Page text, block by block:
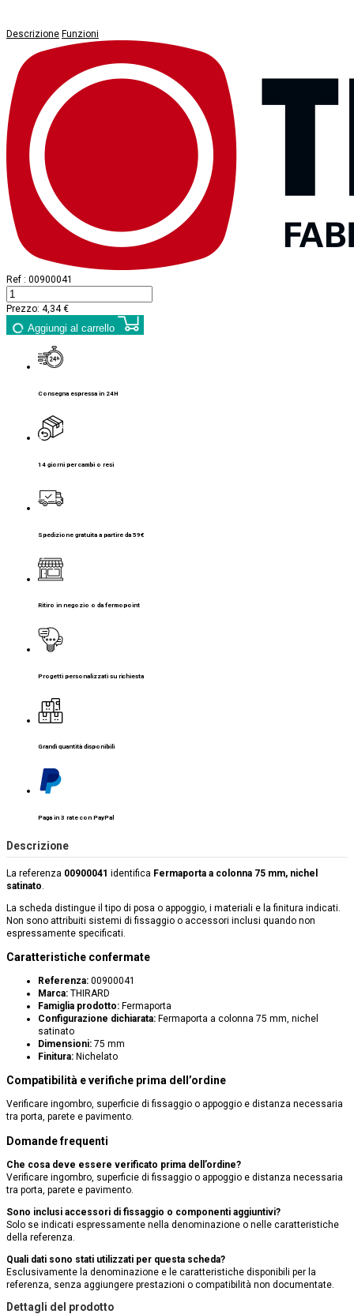
Descrizione Funzioni
Ref : 00900041
Prezzo: 4,34 €
Aggiungi al carrello
Consegna espressa in 24H
14 giorni per cambi o resi
Spedizione gratuita a partire da 59€
Ritiro in negozio o da fermopoint
Progetti personalizzati su richiesta
Grandi quantità disponibili
Paga in 3 rate con PayPal
Descrizione
La referenza 00900041 identifica Fermaporta a colonna 75 mm, nichel
satinato.
La scheda distingue il tipo di posa o appoggio, i materiali e la finitura indicati.
Non sono attribuiti sistemi di fissaggio o accessori inclusi quando non
espressamente specificati.
Caratteristiche confermate
Referenza: 00900041
Marca: THIRARD
Famiglia prodotto: Fermaporta
Configurazione dichiarata: Fermaporta a colonna 75 mm, nichel
satinato
Dimensioni: 75 mm
Finitura: Nichelato
Compatibilità e verifiche prima dell’ordine
Verificare ingombro, superficie di fissaggio o appoggio e distanza necessaria
tra porta, parete e pavimento.
Domande frequenti
Che cosa deve essere verificato prima dell’ordine?
Verificare ingombro, superficie di fissaggio o appoggio e distanza necessaria
tra porta, parete e pavimento.
Sono inclusi accessori di fissaggio o componenti aggiuntivi?
Solo se indicati espressamente nella denominazione o nelle caratteristiche
della referenza.
Quali dati sono stati utilizzati per questa scheda?
Esclusivamente la denominazione e le caratteristiche disponibili per la
referenza, senza aggiungere prestazioni o compatibilità non documentate.
Dettagli del prodotto